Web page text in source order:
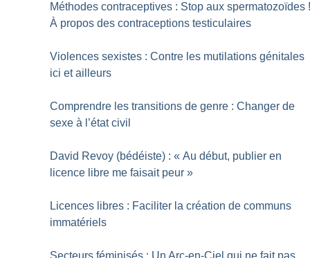
Méthodes contraceptives : Stop aux spermatozoïdes
À propos des contraceptions testiculaires
Violences sexistes : Contre les mutilations génitales
ici et ailleurs
Comprendre les transitions de genre : Changer de
sexe à l’état civil
David Revoy (bédéiste) : « Au début, publier en
licence libre me faisait peur »
Licences libres : Faciliter la création de communs
immatériels